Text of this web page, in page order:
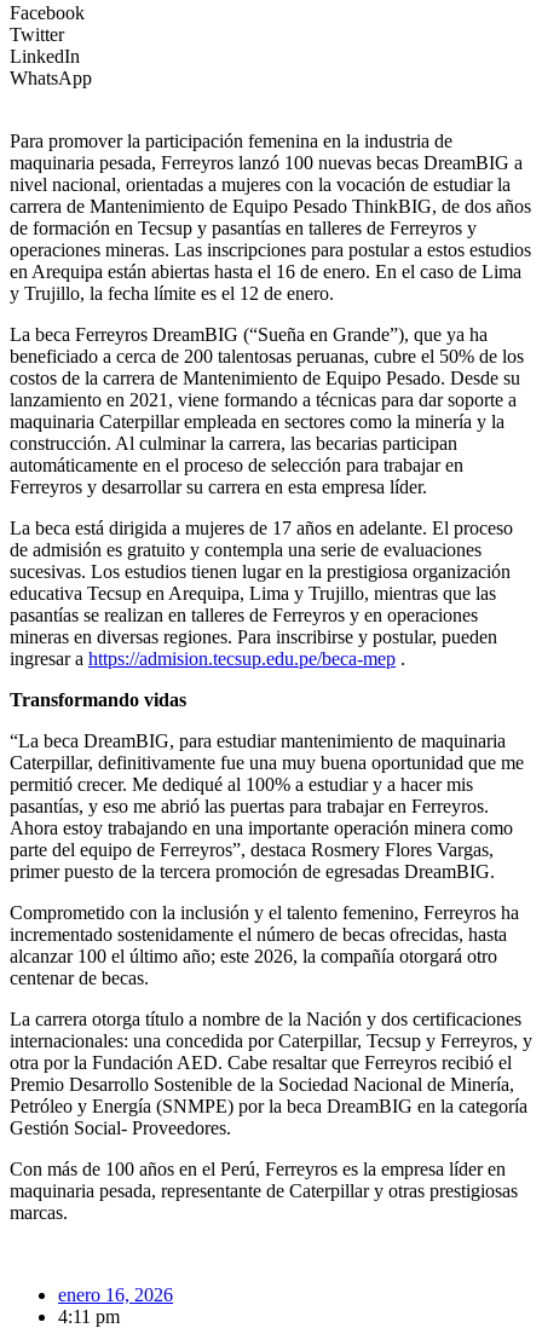
Facebook
Twitter
LinkedIn
WhatsApp
Para promover la participación femenina en la industria de
maquinaria pesada, Ferreyros lanzó 100 nuevas becas DreamBIG a
nivel nacional, orientadas a mujeres con la vocación de estudiar la
carrera de Mantenimiento de Equipo Pesado ThinkBIG, de dos años
de formación en Tecsup y pasantías en talleres de Ferreyros y
operaciones mineras. Las inscripciones para postular a estos estudios
en Arequipa están abiertas hasta el 16 de enero. En el caso de Lima
y Trujillo, la fecha límite es el 12 de enero.
La beca Ferreyros DreamBIG (“Sueña en Grande”), que ya ha
beneficiado a cerca de 200 talentosas peruanas, cubre el 50% de los
costos de la carrera de Mantenimiento de Equipo Pesado. Desde su
lanzamiento en 2021, viene formando a técnicas para dar soporte a
maquinaria Caterpillar empleada en sectores como la minería y la
construcción. Al culminar la carrera, las becarias participan
automáticamente en el proceso de selección para trabajar en
Ferreyros y desarrollar su carrera en esta empresa líder.
La beca está dirigida a mujeres de 17 años en adelante. El proceso
de admisión es gratuito y contempla una serie de evaluaciones
sucesivas. Los estudios tienen lugar en la prestigiosa organización
educativa Tecsup en Arequipa, Lima y Trujillo, mientras que las
pasantías se realizan en talleres de Ferreyros y en operaciones
mineras en diversas regiones. Para inscribirse y postular, pueden
ingresar a https://admision.tecsup.edu.pe/beca-mep .
Transformando vidas
“La beca DreamBIG, para estudiar mantenimiento de maquinaria
Caterpillar, definitivamente fue una muy buena oportunidad que me
permitió crecer. Me dediqué al 100% a estudiar y a hacer mis
pasantías, y eso me abrió las puertas para trabajar en Ferreyros.
Ahora estoy trabajando en una importante operación minera como
parte del equipo de Ferreyros”, destaca Rosmery Flores Vargas,
primer puesto de la tercera promoción de egresadas DreamBIG.
Comprometido con la inclusión y el talento femenino, Ferreyros ha
incrementado sostenidamente el número de becas ofrecidas, hasta
alcanzar 100 el último año; este 2026, la compañía otorgará otro
centenar de becas.
La carrera otorga título a nombre de la Nación y dos certificaciones
internacionales: una concedida por Caterpillar, Tecsup y Ferreyros, y
otra por la Fundación AED. Cabe resaltar que Ferreyros recibió el
Premio Desarrollo Sostenible de la Sociedad Nacional de Minería,
Petróleo y Energía (SNMPE) por la beca DreamBIG en la categoría
Gestión Social- Proveedores.
Con más de 100 años en el Perú, Ferreyros es la empresa líder en
maquinaria pesada, representante de Caterpillar y otras prestigiosas
marcas.
enero 16, 2026
4:11 pm